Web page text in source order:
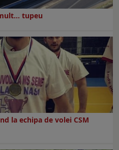
tupeu
la echipa de volei CSM